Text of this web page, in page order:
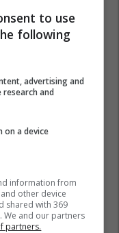
to use
following
advertising and
and
on a device
information from
other device
shared with 369
We and our partners
partners.